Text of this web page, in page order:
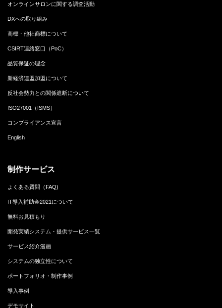
オンラインサロンに関する調査活動
DXへの取り組み
商標・他社商標について
CSIRT連絡窓口（PoC）
品質保証の理念
新経済連盟加盟について
反社会勢力との関係遮断について
ISO27001（ISMS）
コンプライアンス宣言
English
制作サービス
よくある質問（FAQ)
IT導入補助金2021について
無料お見積もり
開発実績システム・提供サービス一覧
サービス紹介漫画
システムの独立性について
ポートフォリオ・制作事例
導入事例
デモサイト